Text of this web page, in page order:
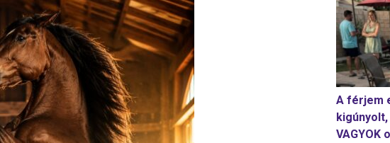
A férjem
kigúnyolt,
VAGYOK